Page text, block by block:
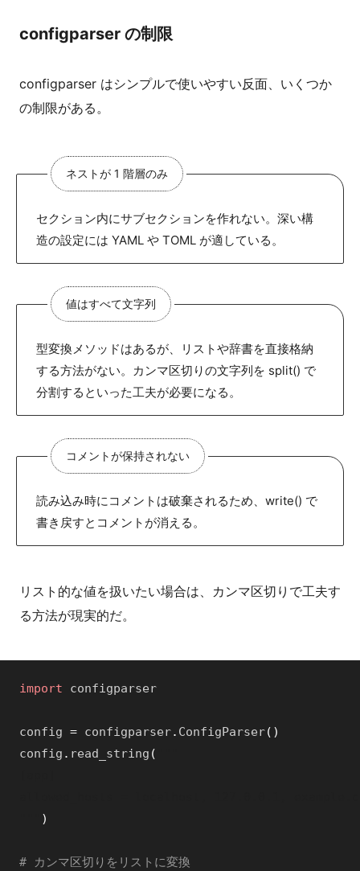
configparser の制限
configparser はシンプルで使いやすい反面、いくつか
の制限がある。
ネストが 1 階層のみ
セクション内にサブセクションを作れない。深い構
造の設定には YAML や TOML が適している。
値はすべて文字列
型変換メソッドはあるが、リストや辞書を直接格納
する方法がない。カンマ区切りの文字列を split() で
分割するといった工夫が必要になる。
コメントが保持されない
読み込み時にコメントは破棄されるため、write() で
書き戻すとコメントが消える。
リスト的な値を扱いたい場合は、カンマ区切りで工夫す
る方法が現実的だ。
import configparser
config = configparser. ConfigParser( )
config . read_string (
)
# カンマ区切りをリストに変換